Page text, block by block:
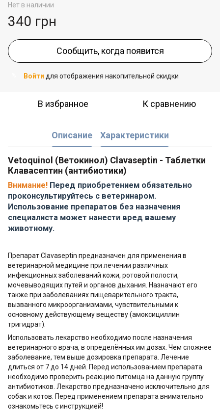
Нет в наличии
340 грн
Сообщить, когда появится
Войти для отображения накопительной скидки
В избранное К сравнению
Описание Характеристики
Vetoquinol (Ветокинол) Clavaseptin - Таблетки
Клавасептин (антибиотики)
Внимание! Перед приобретением обязательно
проконсультируйтесь с ветеринаром.
Использование препаратов без назначения
специалиста может нанести вред вашему
животному.
Препарат Clavaseptin предназначен для применения в
ветеринарной медицине при лечении различных
инфекционных заболеваний кожи, ротовой полости,
мочевыводящих путей и органов дыхания. Назначают его
также при заболеваниях пищеварительного тракта,
вызванного микроорганизмами, чувствительными к
основному действующему веществу (амоксициллин
тригидрат).
Использовать лекарство необходимо после назначения
ветеринарного врача, в определённых им дозах. Чем сложнее
заболевание, тем выше дозировка препарата. Лечение
длиться от 7 до 14 дней. Перед использованием препарата
необходимо проверить реакцию питомца на данную группу
антибиотиков. Лекарство предназначено исключительно для
собак и котов. Перед применением препарата внимательно
ознакомьтесь с инструкцией!